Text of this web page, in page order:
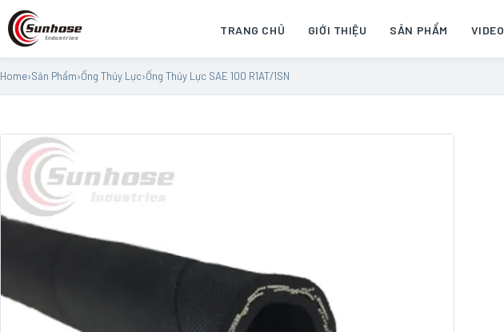
TRANG CHỦ GIỚI THIỆU SẢN PHẨM VIDEO
Home›Sản Phẩm›Ống Thủy Lực›Ống Thủy Lực SAE 100 R1AT/1SN